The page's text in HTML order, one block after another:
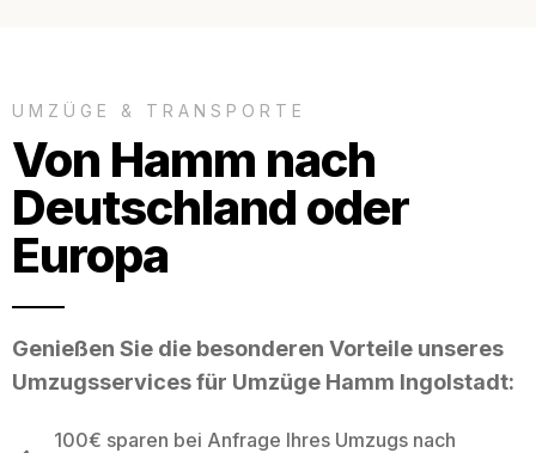
UMZÜGE & TRANSPORTE
Von Hamm nach
Deutschland oder
Europa
Genießen Sie die besonderen Vorteile unseres
Umzugsservices für Umzüge Hamm Ingolstadt:
100€ sparen bei Anfrage Ihres Umzugs nach